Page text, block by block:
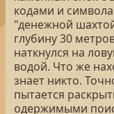
кодами и
"денежной
глубину 30
наткнулся на
водой. Что же
знает никто.
пытается
одержимыми